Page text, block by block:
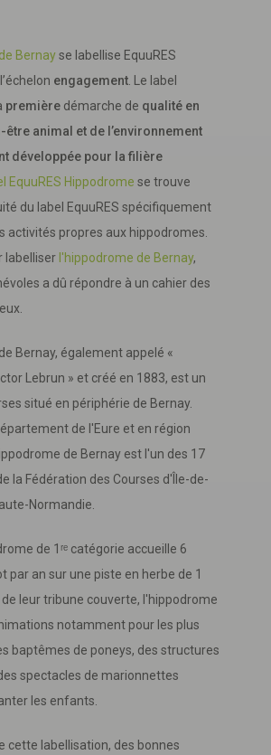
Bernayse labellise EquuRES
engagement . Le label
première démarche de qualité en
être animal et de l’environnement
développée pour la filière
EquuRES Hippodrome se trouve
du label EquuRES spécifiquement
activités propres aux hippodromes.
labelliser l'hippodrome de Bernay,
a dû répondre à un cahier des
Bernay, également appelé «
Lebrun » et créé en 1883, est un
situé en périphérie de Bernay.
de l'Eure et en région
de Bernay est l'un des 17
la Fédération des Courses d'Île-de-
Normandie.
de 1ʳᵉ catégorie accueille 6
par an sur une piste en herbe de 1
de leur tribune couverte, l'hippodrome
notamment pour les plus
baptêmes de poneys, des structures
spectacles de marionnettes
les enfants.
cette labellisation, des bonnes